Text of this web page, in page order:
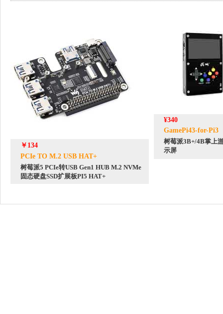
￥134
PCIe TO M.2 USB HAT+
树莓派5 PCIe转USB Gen1 HUB M.2 NVMe
固态硬盘SSD扩展板PI5 HAT+
¥340
GamePi43-for-Pi3
树莓派3B+/4B掌上
示屏